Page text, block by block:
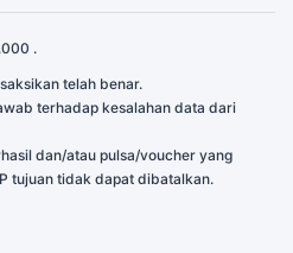
.
telah benar.
terhadap kesalahan data dari
dan/atau pulsa/voucher yang
tujuan tidak dapat dibatalkan.